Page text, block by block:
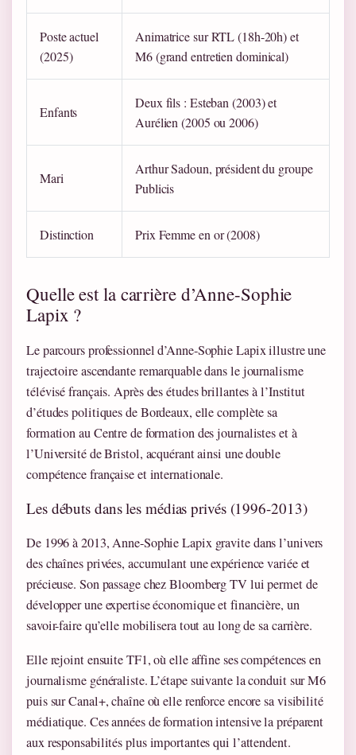
Poste actuel
(2025)
Animatrice sur RTL (18h-20h) et
M6 (grand entretien dominical)
Enfants
Deux fils : Esteban (2003) et
Aurélien (2005 ou 2006)
Mari
Arthur Sadoun, président du groupe
Publicis
Distinction Prix Femme en or (2008)
Quelle est la carrière d’Anne-Sophie
Lapix ?
Le parcours professionnel d’Anne-Sophie Lapix illustre une
trajectoire ascendante remarquable dans le journalisme
télévisé français. Après des études brillantes à l’Institut
d’études politiques de Bordeaux, elle complète sa
formation au Centre de formation des journalistes et à
l’Université de Bristol, acquérant ainsi une double
compétence française et internationale.
Les débuts dans les médias privés (1996-2013)
De 1996 à 2013, Anne-Sophie Lapix gravite dans l’univers
des chaînes privées, accumulant une expérience variée et
précieuse. Son passage chez Bloomberg TV lui permet de
développer une expertise économique et financière, un
savoir-faire qu’elle mobilisera tout au long de sa carrière.
Elle rejoint ensuite TF1, où elle affine ses compétences en
journalisme généraliste. L’étape suivante la conduit sur M6
puis sur Canal+, chaîne où elle renforce encore sa visibilité
médiatique. Ces années de formation intensive la préparent
aux responsabilités plus importantes qui l’attendent.